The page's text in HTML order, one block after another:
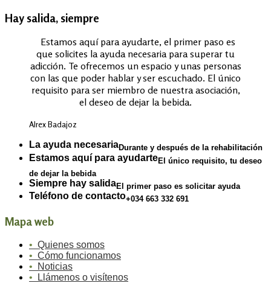
Hay salida, siempre
Estamos aquí para ayudarte, el primer paso es
que solicites la ayuda necesaria para superar tu
adicción. Te ofrecemos un espacio y unas personas
con las que poder hablar y ser escuchado. El único
requisito para ser miembro de nuestra asociación,
el deseo de dejar la bebida.
Alrex Badajoz
La ayuda necesariaDurante y después de la rehabilitación
Estamos aquí para ayudarteEl único requisito, tu deseo
de dejar la bebida
Siempre hay salidaEl primer paso es solicitar ayuda
Teléfono de contacto+034 663 332 691
Mapa web
• Quienes somos
• Cómo funcionamos
• Noticias
• Llámenos o visítenos